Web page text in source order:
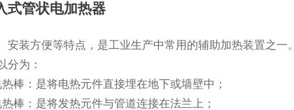
式管状电加热器
安装方便等特点，是工业生产中常用的辅助加热装置之一。
分为：
棒：是将电热元件直接埋在地下或墙壁中；
棒：是将发热元件与管道连接在法兰上；